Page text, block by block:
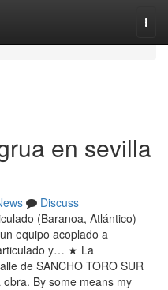
en sevilla
Discuss
(Baranoa, Atlántico)
equipo acoplado a
y… ★ La
de SANCHO TORO SUR
By some means my